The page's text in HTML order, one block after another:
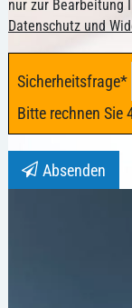
nur zur Bearbeitung
Datenschutz und
Sicherheitsfrage*
Bitte rechnen Sie
Absenden